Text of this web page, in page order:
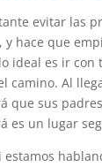
evitar las
y hace que
ideal es ir
camino. Al
que sus
es un lugar
estamos